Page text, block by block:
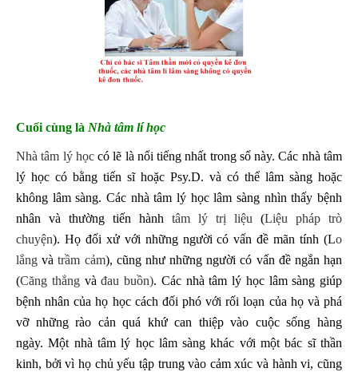
Cuối cùng là Nhà tâm lí học
Nhà tâm lý họccó lẽ là nổi tiếng nhất trong số này. Các nhà tâm
lý học có bằng tiến sĩ hoặc Psy.D. và có thể lâm sàng hoặc
không lâm sàng. Các nhà tâm lý học lâm sàng nhìn thấy bệnh
nhân và thường tiến hành tâm lý trị liệu (Liệu pháp trò
chuyện). Họ đối xử với những người có vấn đề mãn tính (Lo
lắng vàtrầm cảm), cũng như những người có vấn đề ngắn hạn
(Căng thẳngvàđau buồn). Các nhà tâm lý học lâm sàng giúp
bệnh nhân của họ học cách đối phó với rối loạn của họ và phá
vỡ những rào cản quá khứ can thiệp vào cuộc sống hàng
ngày. Một nhà tâm lý học lâm sàng khác với một bác sĩ thần
kinh, bởi vì họ chủ yếu tập trung vào cảm xúc và hành vi, cũng